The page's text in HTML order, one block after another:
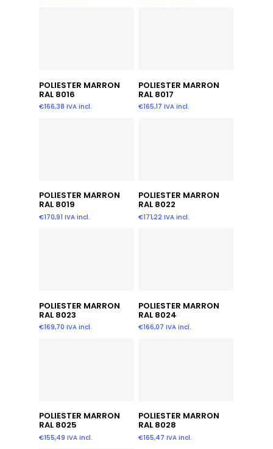
Añadir Al Carrito
POLIESTER MARRON
RAL 8016
€166,38 IVA incl.
Añadir Al Carrito
POLIESTER MARRON
RAL 8017
€165,17 IVA incl.
Añadir Al Carrito
POLIESTER MARRON
RAL 8019
€170,91 IVA incl.
Añadir Al Carrito
POLIESTER MARRON
RAL 8022
€171,22 IVA incl.
Añadir Al Carrito
POLIESTER MARRON
RAL 8023
€169,70 IVA incl.
Añadir Al Carrito
POLIESTER MARRON
RAL 8024
€166,07 IVA incl.
Añadir Al Carrito
POLIESTER MARRON
RAL 8025
€155,49 IVA incl.
Añadir Al Carrito
POLIESTER MARRON
RAL 8028
€165,47 IVA incl.